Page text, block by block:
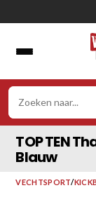
naar
TOP TEN
Blauw
VECHTSPORT/